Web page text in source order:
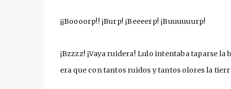
¡¡Boooorp!! ¡Burp! ¡Beeeerp! ¡Buuuuuurp!
¡Bzzzz! ¡Vaya ruidera! Lulo intentaba taparse
era que con tantos ruidos y tantos olores la